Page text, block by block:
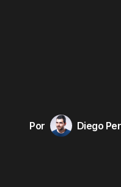
Por Diego